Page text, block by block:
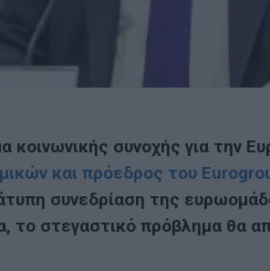
κοινωνικής συνοχής για την
και πρόεδρος του
συνεδρίαση της
το στεγαστικό πρόβλημα θα